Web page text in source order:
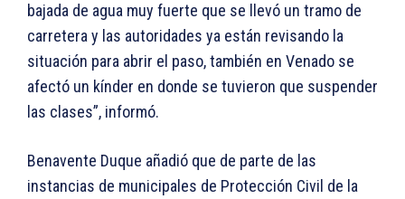
bajada de agua muy fuerte que se llevó un tramo de
carretera y las autoridades ya están revisando la
situación para abrir el paso, también en Venado se
afectó un kínder en donde se tuvieron que suspender
las clases”, informó.
Benavente Duque añadió que de parte de las
instancias de municipales de Protección Civil de la